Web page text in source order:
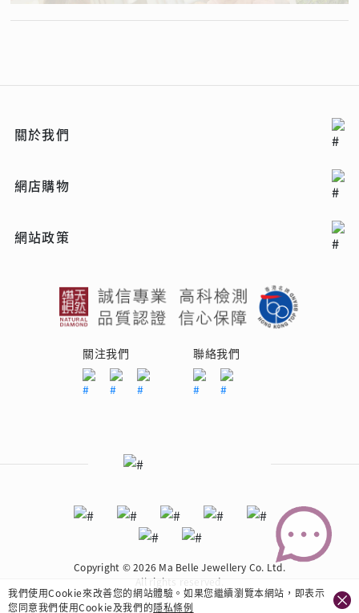
我們使用Cookie來改善您的網站體驗。如果您繼續瀏覽本網站，即表示
您同意我們使用Cookie及我們的隱私條例
關於我們
網店購物
網站政策
關注我們 聯絡我們
Copyright © 2026 Ma Belle Jewellery Co. Ltd.
All rights reserved.